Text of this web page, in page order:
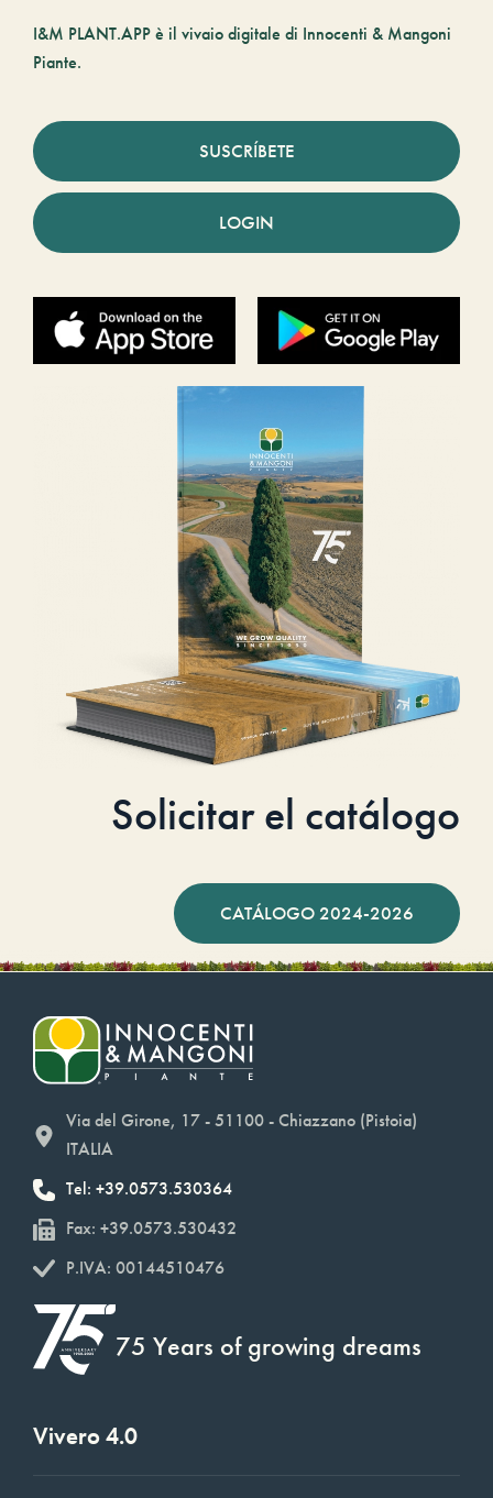
I&M PLANT.APP è il vivaio digitale di Innocenti & Mangoni
Piante.
SUSCRÍBETE
LOGIN
Solicitar el catálogo
CATÁLOGO 2024-2026
Via del Girone, 17 - 51100 - Chiazzano (Pistoia)
ITALIA
Tel: +39.0573.530364
Fax: +39.0573.530432
P.IVA: 00144510476
75 Years of growing dreams
Vivero 4.0